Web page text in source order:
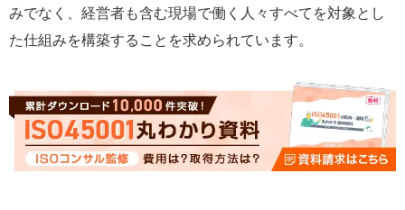
みでなく、経営者も含む現場で働く人々すべてを対象とし
た仕組みを構築することを求められています。